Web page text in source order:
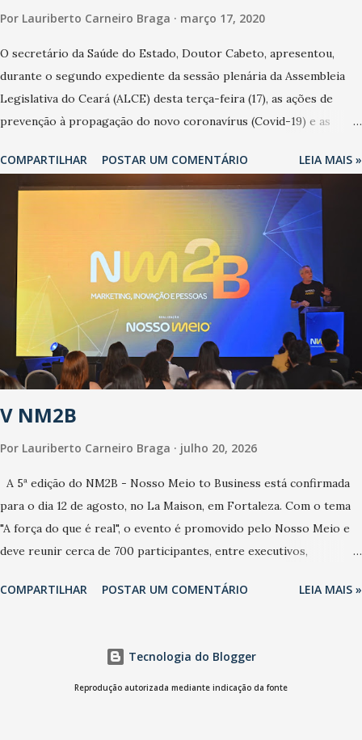
Por Lauriberto Carneiro Braga março 17, 2020
O secretário da Saúde do Estado, Doutor Cabeto, apresentou,
durante o segundo expediente da sessão plenária da Assembleia
Legislativa do Ceará (ALCE) desta terça-feira (17), as ações de
prevenção à propagação do novo coronavírus (Covid-19) e as
da pandemia e atendimento aos enfermos. O secretário informou
que o Estado tem desenvolvido um plano de contingência pautado
em formas de reconhecimento da população suspeita e de
cuidados com os ambientes públicos e domiciliares. “Nós não
estamos vivendo uma epidemia comum, como temos em todos os
anos, com aumento de casos de dengue, influenza ou H1N1. Trata-
se de uma epidemia com um vírus diferente, com um poder de
contaminação maior que outros coronavírus”, apontou o
secretário. Segundo ele, é uma epidemia com chance de
contaminação alta, podendo gerar um grande risco à população e
ao sistema de saúde. “Precisamos saber fazer a estratificação do
risco da doença, para não so...
COMPARTILHAR POSTAR UM COMENTÁRIO LEIA MAIS »
V NM2B
Por Lauriberto Carneiro Braga julho 20, 2026
A 5ª edição do NM2B - Nosso Meio to Business está confirmada
para o dia 12 de agosto, no La Maison, em Fortaleza. Com o tema
"A força do que é real", o evento é promovido pelo Nosso Meio e
deve reunir cerca de 700 participantes, entre executivos,
Desde 2022, o NM2B consolidou-se como um dos principais
Banco do Nordeste, LinkedIn, VISA, Grupo 3corações, TikTok e M.
Dias Branco. A nova edição chega em um momento em que
COMPARTILHAR POSTAR UM COMENTÁRIO LEIA MAIS »
Tecnologia do Blogger
Reprodução autorizada mediante indicação da fonte